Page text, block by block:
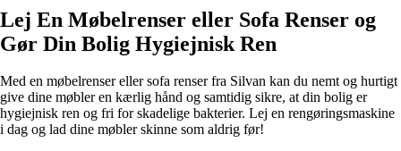
Lej En Møbelrenser eller Sofa Renser og
Gør Din Bolig Hygiejnisk Ren
Med en møbelrenser eller sofa renser fra Silvan kan du nemt og hurtigt
give dine møbler en kærlig hånd og samtidig sikre, at din bolig er
hygiejnisk ren og fri for skadelige bakterier. Lej en rengøringsmaskine
i dag og lad dine møbler skinne som aldrig før!